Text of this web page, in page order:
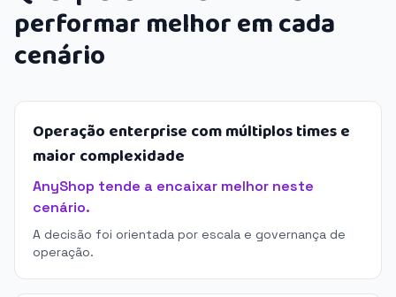
performar melhor em cada
cenário
Operação enterprise com múltiplos times e
maior complexidade
AnyShop tende a encaixar melhor neste
cenário.
A decisão foi orientada por escala e governança de
operação.